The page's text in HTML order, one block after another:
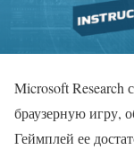
Microsoft Research
браузерную игру,
Геймплей ее